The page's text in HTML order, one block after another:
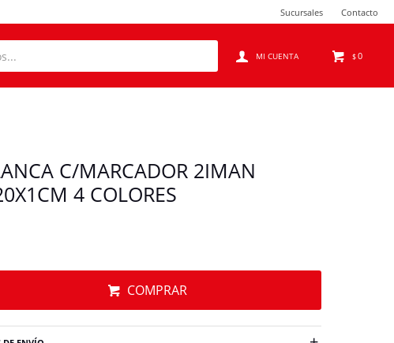
$0
Sucursales Contacto
C/MARCADOR 2IMAN
4 COLORES
COMPRAR